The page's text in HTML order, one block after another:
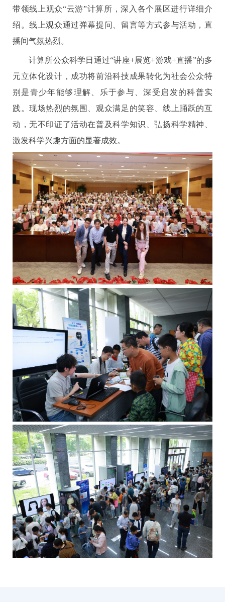
带领线上观众“云游”计算所，深入各个展区进行详细介
绍。线上观众通过弹幕提问、留言等方式参与活动，直
播间气氛热烈。
计算所公众科学日通过“讲座+展览+游戏+直播”的多
元立体化设计，成功将前沿科技成果转化为社会公众特
别是青少年能够理解、乐于参与、深受启发的科普实
践。现场热烈的氛围、观众满足的笑容、线上踊跃的互
动，无不印证了活动在普及科学知识、弘扬科学精神、
激发科学兴趣方面的显著成效。